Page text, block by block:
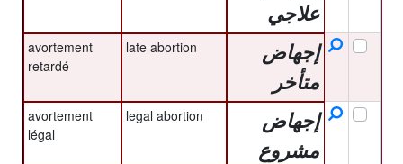
علاجي
إجهاض
متأخر
late abortion
avortement
retardé
إجهاض
مشروع
legal abortion
avortement
légal